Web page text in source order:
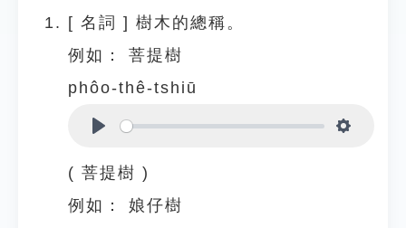
[ 名詞 ] 樹木的總稱。
例如：
菩提樹
phôo-thê-tshiū
( 菩提樹 )
例如：
娘仔樹